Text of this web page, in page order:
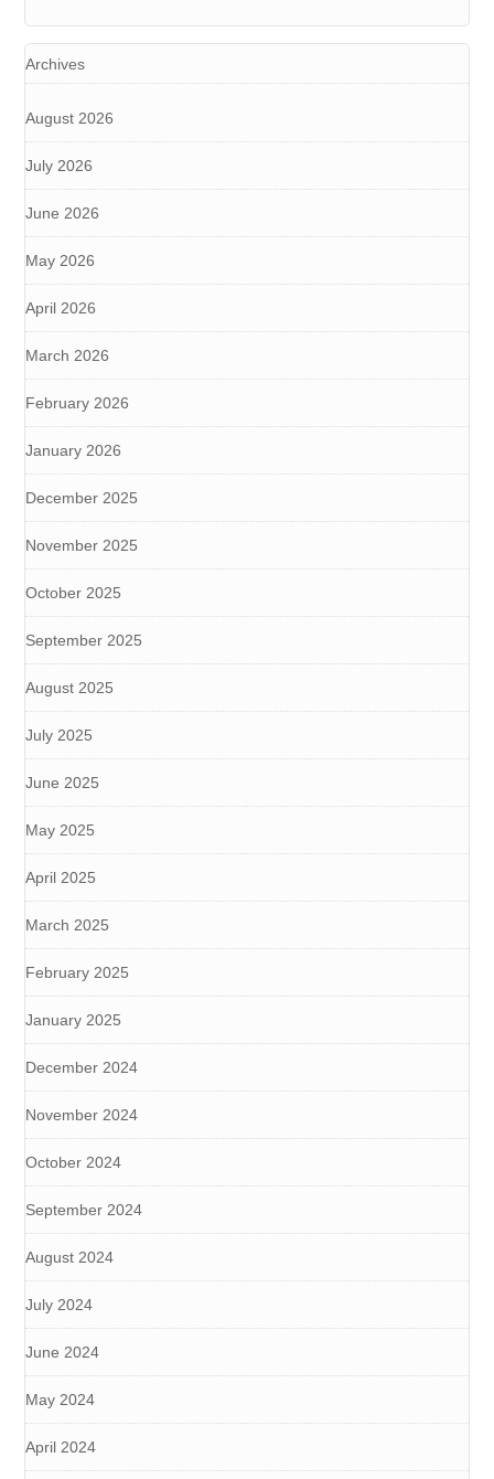
Archives
August 2026
July 2026
June 2026
May 2026
April 2026
March 2026
February 2026
January 2026
December 2025
November 2025
October 2025
September 2025
August 2025
July 2025
June 2025
May 2025
April 2025
March 2025
February 2025
January 2025
December 2024
November 2024
October 2024
September 2024
August 2024
July 2024
June 2024
May 2024
April 2024